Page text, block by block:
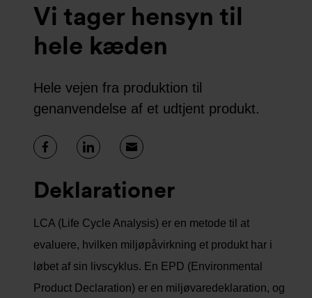
Vi tager hensyn til
hele kæden
Hele vejen fra produktion til
genanvendelse af et udtjent produkt.
Deklarationer
LCA (Life Cycle Analysis) er en metode til at
evaluere, hvilken miljøpåvirkning et produkt har i
løbet af sin livscyklus. En EPD (Environmental
Product Declaration) er en miljøvaredeklaration, og